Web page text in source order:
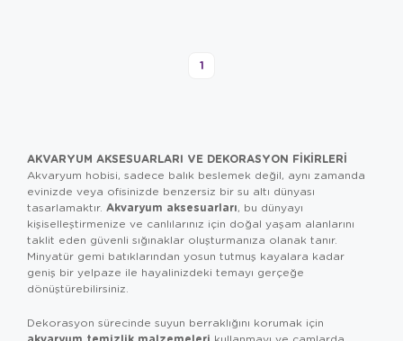
1
AKVARYUM AKSESUARLARI VE DEKORASYON FIKIRLERI
Akvaryum hobisi, sadece balık beslemek değil, aynı zamanda
evinizde veya ofisinizde benzersiz bir su altı dünyası
tasarlamaktır. Akvaryum aksesuarları, bu dünyayı
kişiselleştirmenize ve canlılarınız için doğal yaşam alanlarını
taklit eden güvenli sığınaklar oluşturmanıza olanak tanır.
Minyatür gemi batıklarından yosun tutmuş kayalara kadar
geniş bir yelpaze ile hayalinizdeki temayı gerçeğe
dönüştürebilirsiniz.
Dekorasyon sürecinde suyun berraklığını korumak için